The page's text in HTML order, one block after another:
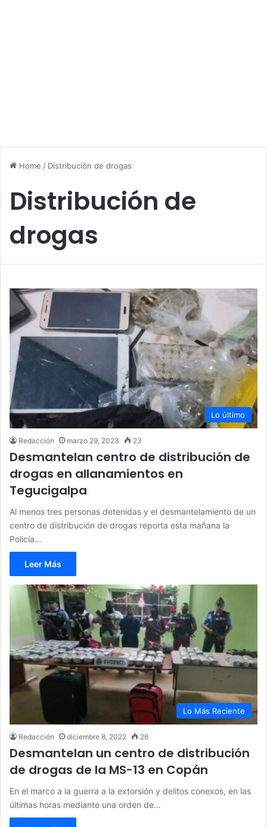
Home / Distribución de drogas
Distribución de
drogas
Lo último
Redacción marzo 29, 2023 23
Desmantelan centro de distribución de
drogas en allanamientos en
Tegucigalpa
Al menos tres personas detenidas y el desmantelamiento de un
centro de distribución de drogas reporta esta mañana la
Policía…
Leer Más
Lo Más Reciente
Redacción diciembre 8, 2022 26
Desmantelan un centro de distribución
de drogas de la MS-13 en Copán
En el marco a la guerra a la extorsión y delitos conexos, en las
últimas horas mediante una orden de…